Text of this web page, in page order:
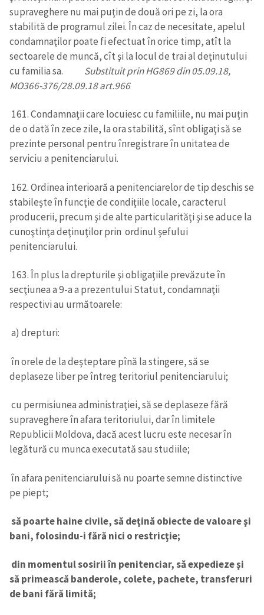
Trimite o informație
in English
supraveghere nu mai puţin de două ori pe zi, la ora
stabilită de programul zilei. În caz de necesitate, apelul
condamnaţilor poate fi efectuat în orice timp, atît la
sectoarele de muncă, cît şi la locul de trai al deţinutului
cu familia sa. Substituit prin HG869 din 05.09.18,
MO366-376/28.09.18 art.966
161. Condamnaţii care locuiesc cu familiile, nu mai puţin
de o dată în zece zile, la ora stabilită, sînt obligaţi să se
prezinte personal pentru înregistrare în unitatea de
serviciu a penitenciarului.
162. Ordinea interioară a penitenciarelor de tip deschis se
stabileşte în funcţie de condiţiile locale, caracterul
producerii, precum şi de alte particularităţi şi se aduce la
cunoştinţa deţinuţilor prin ordinul şefului
penitenciarului.
163. În plus la drepturile şi obligaţiile prevăzute în
secţiunea a 9-a a prezentului Statut, condamnaţii
respectivi au următoarele:
a) drepturi:
în orele de la deşteptare pînă la stingere, să se
deplaseze liber pe întreg teritoriul penitenciarului;
cu permisiunea administraţiei, să se deplaseze fără
supraveghere în afara teritoriului, dar în limitele
Republicii Moldova, dacă acest lucru este necesar în
legătură cu munca executată sau studiile;
în afara penitenciarului să nu poarte semne distinctive
pe piept;
să poarte haine civile, să deţină obiecte de valoare şi
bani, folosindu-i fără nici o restricţie;
din momentul sosirii în penitenciar, să expedieze şi
să primească banderole, colete, pachete, transferuri
de bani fără limită;